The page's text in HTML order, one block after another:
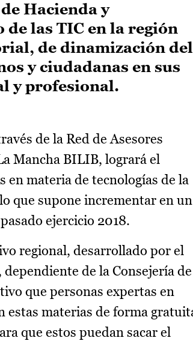
Hacienda y
las TIC en la región
de dinamización del
y ciudadanas en sus
y profesional.
de la Red de Asesores
Mancha BILIB, logrará el
en materia de tecnologías de la
que supone incrementar en un
ejercicio 2018.
regional, desarrollado por el
de la Consejería de
que personas expertas en
estas materias de forma
que estos puedan sacar el